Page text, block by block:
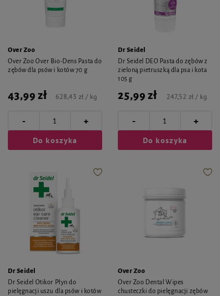
Over Zoo
Over Zoo Over Bio-Dens Pasta do
zębów dla psów i kotów 70 g
43,99 zł 628,43 zł / kg
- +
Do koszyka
Dr Seidel
Dr Seidel DEO Pasta do zębów z
zieloną pietruszką dla psa i kota
105 g
25,99 zł 247,52 zł / kg
- +
Do koszyka
Dr Seidel
Dr Seidel Otikor Płyn do
pielęgnacji uszu dla psów i kotów
Over Zoo
Over Zoo Dental Wipes
chusteczki do pielęgnacji zębów